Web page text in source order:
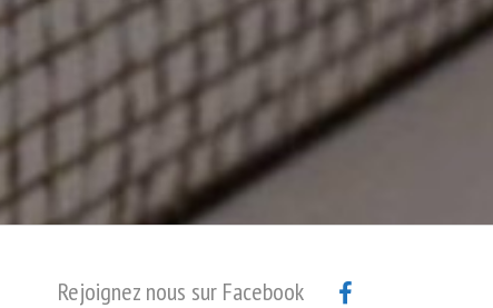
Rejoignez nous sur Facebook